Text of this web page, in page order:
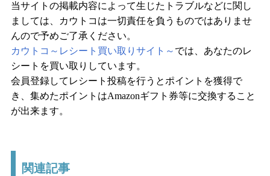
当サイトの掲載内容によって生じたトラブルなどに関し
ましては、カウトコは一切責任を負うものではありませ
んので予めご了承ください。
カウトコ～レシート買い取りサイト～ では、あなたのレ
シートを買い取りしています。
会員登録してレシート投稿を行うとポイントを獲得で
き、集めたポイントはAmazonギフト券等に交換すること
が出来ます。
関連記事